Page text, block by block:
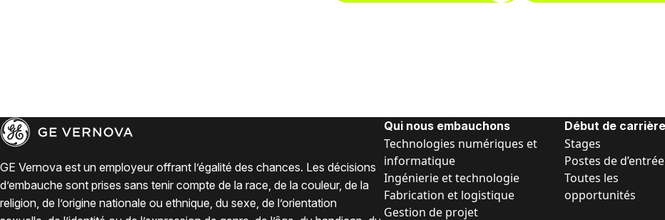
GE Vernova est un employeur offrant l’égalité des chances. Les décisions
d’embauche sont prises sans tenir compte de la race, de la couleur, de la
religion, de l’origine nationale ou ethnique, du sexe, de l’orientation
Qui nous embauchons
Technologies numériques et
informatique
Ingénierie et technologie
Fabrication et logistique
Gestion de projet
Début de carrière
Stages
Postes de d’entrée
Toutes les
opportunités